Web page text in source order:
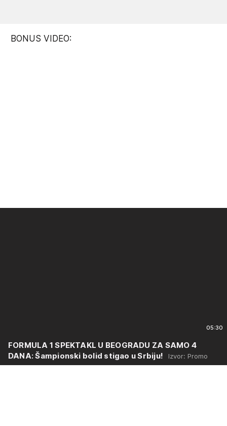
BONUS VIDEO:
05:30
FORMULA 1 SPEKTAKL U BEOGRADU ZA SAMO 4
DANA: Šampionski bolid stigao u Srbiju!
Izvor: Promo